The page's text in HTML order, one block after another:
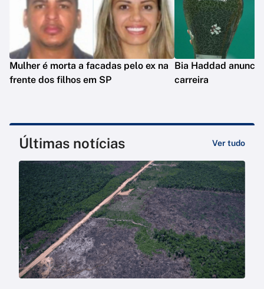
Mulher é morta a facadas pelo ex na
frente dos filhos em SP
Bia Haddad
carreira
Últimas notícias Ver tudo